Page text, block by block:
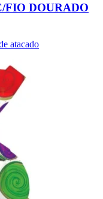
FIO DOURADO
atacado